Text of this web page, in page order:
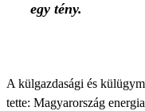
egy tény.
A külgazdasági és
tette: Magyarország